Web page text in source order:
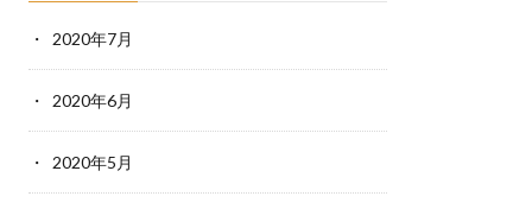
2020年7月
2020年6月
2020年5月